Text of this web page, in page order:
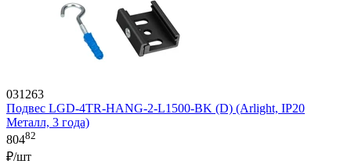
031263
Подвес LGD-4TR-HANG-2-L1500-BK (D) (Arlight, IP20
Металл, 3 года)
80482
₽/шт